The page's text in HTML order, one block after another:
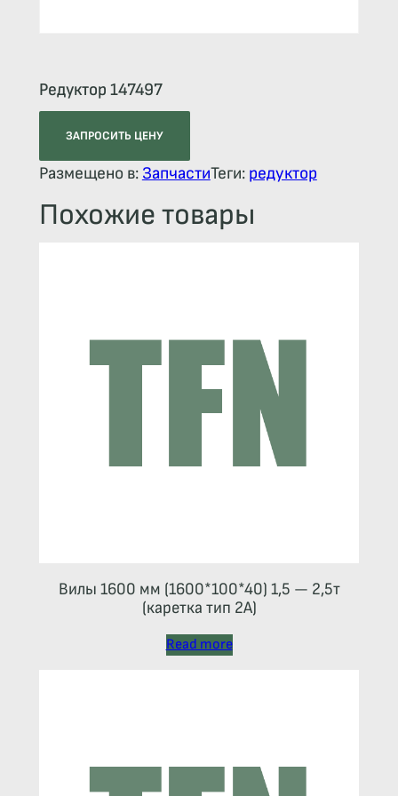
Редуктор 147497
ЗАПРОСИТЬ ЦЕНУ
Размещено в: ЗапчастиТеги: редуктор
Похожие товары
Вилы 1600 мм (1600*100*40) 1,5 — 2,5т
(каретка тип 2A)
Read more